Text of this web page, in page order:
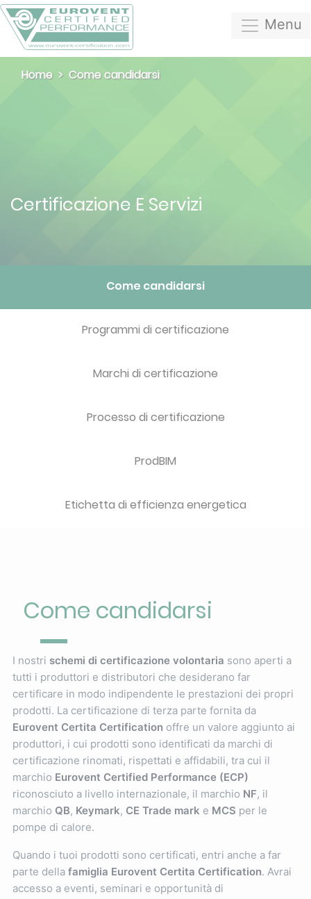
Menu
Home Come candidarsi
Certificazione E Servizi
Come candidarsi
Programmi di certificazione
Marchi di certificazione
Processo di certificazione
ProdBIM
Etichetta di efficienza energetica
Come candidarsi
I nostri schemi di certificazione volontaria sono aperti a
tutti i produttori e distributori che desiderano far
certificare in modo indipendente le prestazioni dei propri
prodotti. La certificazione di terza parte fornita da
Eurovent Certita Certification offre un valore aggiunto ai
produttori, i cui prodotti sono identificati da marchi di
certificazione rinomati, rispettati e affidabili, tra cui il
marchio Eurovent Certified Performance (ECP)
riconosciuto a livello internazionale, il marchio NF, il
marchio QB, Keymark, CE Trade mark e MCS per le
pompe di calore.
Quando i tuoi prodotti sono certificati, entri anche a far
parte della famiglia Eurovent Certita Certification. Avrai
accesso a eventi, seminari e opportunità di